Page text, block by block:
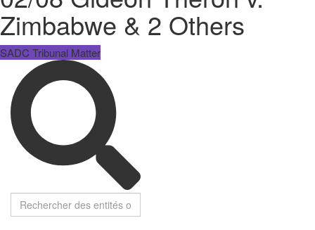
Zimbabwe & 2 Others
SADC Tribunal Matter